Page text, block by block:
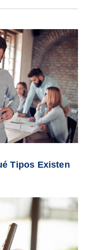
Tipos Existen